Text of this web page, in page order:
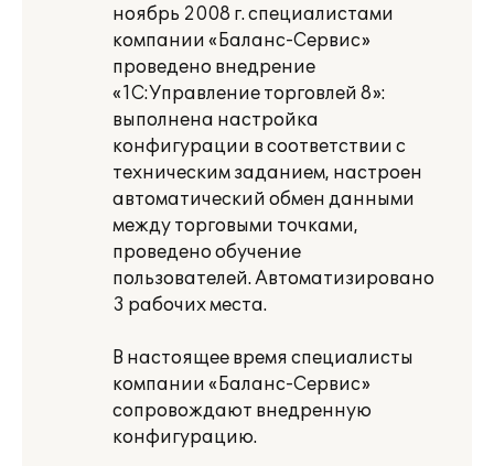
ноябрь 2008 г. специалистами
компании «Баланс-Сервис»
проведено внедрение
«1С:Управление торговлей 8»:
выполнена настройка
конфигурации в соответствии с
техническим заданием, настроен
автоматический обмен данными
между торговыми точками,
проведено обучение
пользователей. Автоматизировано
3 рабочих места.
В настоящее время специалисты
компании «Баланс-Сервис»
сопровождают внедренную
конфигурацию.